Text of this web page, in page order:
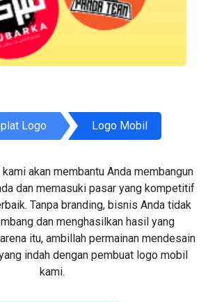
Logo Logo Mobil
akan membantu Anda membangun
dan memasuki pasar yang kompetitif
Tanpa branding, bisnis Anda tidak
dan menghasilkan hasil yang
itu, ambillah permainan mendesain
indah dengan pembuat logo mobil
kami.